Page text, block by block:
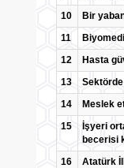
10
Bir
11
12
Hasta
13
14
Meslek
15
İşyeri
becerisi
16
Atatürk